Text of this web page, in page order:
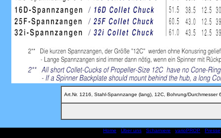
Art.Nr. 1216, Stahl-Spannzange (lang), 12C, Bohrung/Durchmesser
Home Über uns Scharniere varioPROP Presse